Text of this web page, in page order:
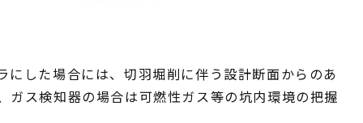
した場合には、切羽堀削に伴う設計断面からのあ
ス検知器の場合は可燃性ガス等の坑内環境の把握